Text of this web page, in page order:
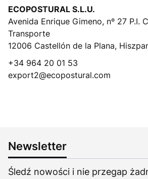
ECOPOSTURAL S.L.U.
Avenida Enrique Gimeno, nº 27 P.I.
Transporte
12006 Castellón de la Plana,
+34 964 20 01 53
export2@ecopostural.com
Newsletter
Śledź nowości i nie przegap